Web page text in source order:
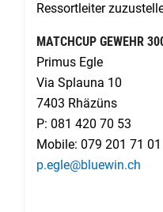
Ressortleiter
MATCHCUP GEWEHR
Primus Egle
Via Splauna 10
7403 Rhäzüns
P: 081 420 70 53
Mobile: 079 201 71 01
p.egle@bluewin.ch